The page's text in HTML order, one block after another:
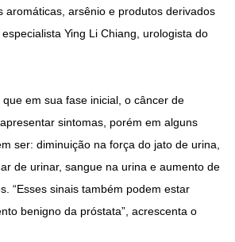
aromáticas, arsênio e produtos derivados
Ying Li Chiang, urologista do
em sua fase inicial, o câncer de
sintomas, porém em alguns
ser: diminuição na força do jato de urina,
de urinar, sangue na urina e aumento de
“Esses sinais também podem estar
benigno da próstata”, acrescenta o